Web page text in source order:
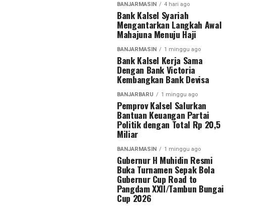
BANJARMASIN 4 hari ago
Bank Kalsel Syariah
Mengantarkan Langkah Awal
Mahajuna Menuju Haji
BANJARMASIN 1 minggu ago
Bank Kalsel Kerja Sama
Dengan Bank Victoria
Kembangkan Bank Devisa
BANJARBARU 1 minggu ago
Pemprov Kalsel Salurkan
Bantuan Keuangan Partai
Politik dengan Total Rp 20,5
Miliar
BANJARMASIN 1 minggu ago
Gubernur H Muhidin Resmi
Buka Turnamen Sepak Bola
Gubernur Cup Road to
Pangdam XXII/Tambun Bungai
Cup 2026